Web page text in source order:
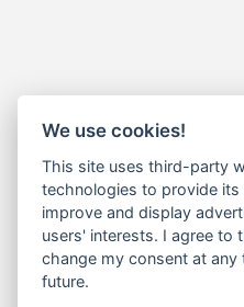
Dentallabor Clemens und
89077 Ulm
Kontakt
Fon: 0731 – 36 000 55
Fax: 0731 – 36 000 76
We use cookies!
This site uses third-party
technologies to provide
improve and display
users' interests. I agree to
change my consent at
future.